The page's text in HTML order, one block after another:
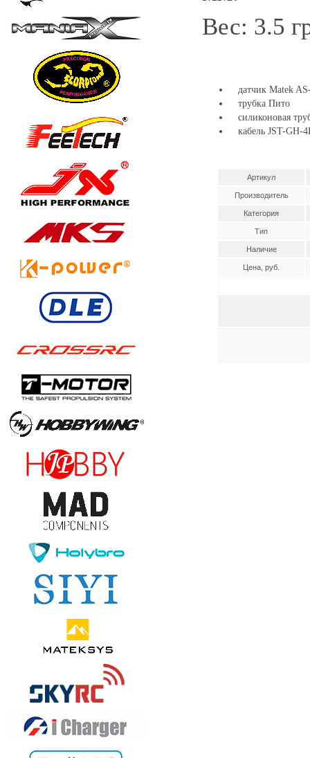
Вес: 3.5
датчик Matek
трубка Пито
силиконовая
кабель JST-GH-
Артикул
Производитель
Категория
Тип
Наличие
Цена, руб.